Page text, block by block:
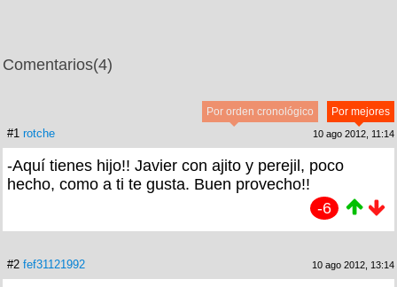
Comentarios(4)
Por mejores
Por orden cronológico
#1 rotche 10 ago 2012, 11:14
-Aquí tienes hijo!! Javier con ajito y perejil, poco
hecho, como a ti te gusta. Buen provecho!!
-6
#2 fef31121992 10 ago 2012, 13:14